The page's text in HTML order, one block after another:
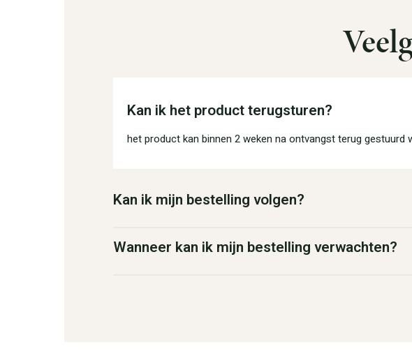
Kan ik het product terugsturen?
het product kan binnen 2 weken na ontvangst terug gestuurd
Kan ik mijn bestelling volgen?
Wanneer kan ik mijn bestelling verwachten?